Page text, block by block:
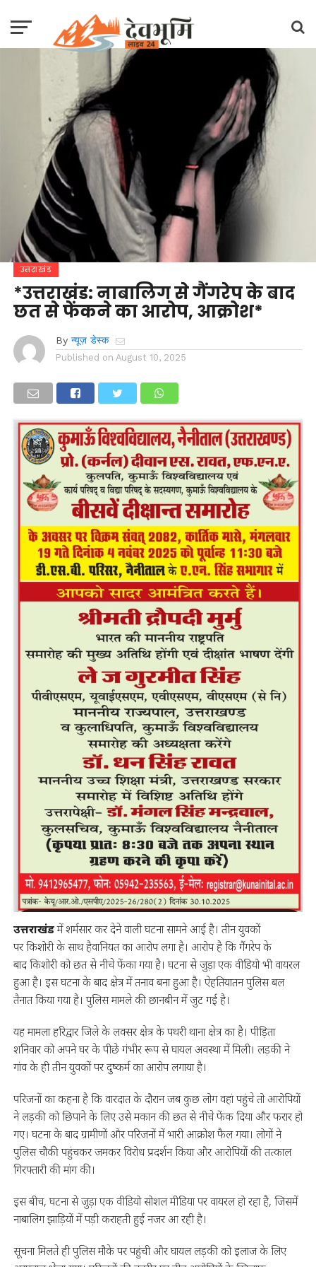
उत्तराखंड
*उत्तराखंड: नाबालिग से गैंगरेप के बाद
छत से फेंकने का आरोप, आक्रोश*
By न्यूज़ डेस्क
Published on August 10, 2025
उत्तराखंडमें शर्मसार कर देने वाली घटना सामने आई है। तीन युवकों
पर किशोरी के साथ हैवानियत का आरोप लगा है। आरोप है कि गैंगरेप के
बाद किशोरी को छत से नीचे फेंका गया है। घटना से जुड़ा एक वीडियो भी वायरल
हुआ है। इस घटना के बाद क्षेत्र में तनाव बना हुआ है। ऐहतियातन पुलिस बल
तैनात किया गया है। पुलिस मामले की छानबीन में जुट गई है।
यह मामला हरिद्वार जिले के लक्सर क्षेत्र के पथरी थाना क्षेत्र का है। पीड़िता
शनिवार को अपने घर के पीछे गंभीर रूप से घायल अवस्था में मिली। लड़की ने
गांव के ही तीन युवकों पर दुष्कर्म का आरोप लगाया है।
परिजनों का कहना है कि वारदात के दौरान जब कुछ लोग वहां पहुंचे तो आरोपियों
ने लड़की को छिपाने के लिए उसे मकान की छत से नीचे फेंक दिया और फरार हो
गए। घटना के बाद ग्रामीणों और परिजनों में भारी आक्रोश फैल गया। लोगों ने
पुलिस चौकी पहुंचकर जमकर विरोध प्रदर्शन किया और आरोपियों की तत्काल
गिरफ्तारी की मांग की।
इस बीच, घटना से जुड़ा एक वीडियो सोशल मीडिया पर वायरल हो रहा है, जिसमें
नाबालिग झाड़ियों में पड़ी कराहती हुई नजर आ रही है।
सूचना मिलते ही पुलिस मौके पर पहुंची और घायल लड़की को इलाज के लिए